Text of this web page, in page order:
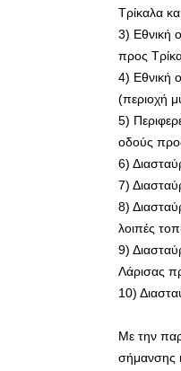
Τρίκαλα
3) Εθνική
προς
4) Εθνική
(περιοχή
5)
οδούς
6)
7)
8)
λοιπές
9)
Λάρισας
10)
Με την
σήμανσης